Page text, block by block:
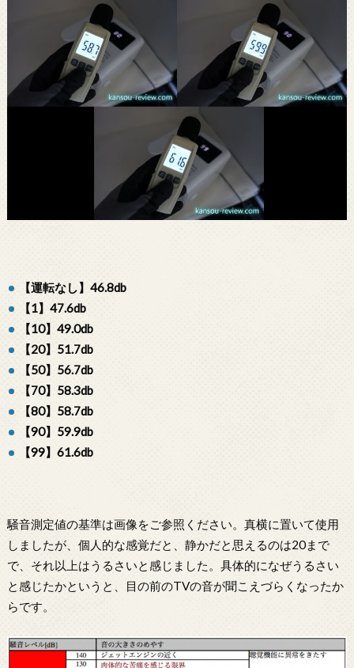
【運転なし】46.8db
【1】47.6db
【10】49.0db
【20】51.7db
【50】56.7db
【70】58.3db
【80】58.7db
【90】59.9db
【99】61.6db
騒音測定値の基準は画像をご参照ください。真横に置いて使用
しましたが、個人的な感覚だと、静かだと思えるのは20まで
で、それ以上はうるさいと感じました。具体的になぜうるさい
と感じたかというと、目の前のTVの音が聞こえづらくなったか
らです。